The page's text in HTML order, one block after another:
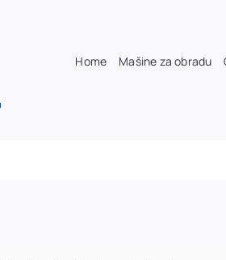
Home Mašine za obradu